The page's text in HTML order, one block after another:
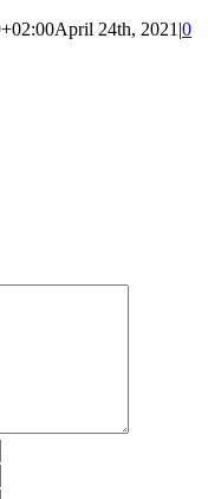
April 24th, 2021 |0